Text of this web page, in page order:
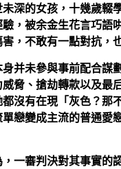
深的女孩，十幾歲輟
，被余金生花言巧語
，不敢有一點對抗，
并未參與事前配合謀
脅、搶劫轉款以及最
沒有在現「灰色？那
戀變成主流的普通愛
一審判決對其事實的